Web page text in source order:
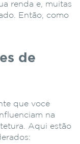
renda e, muitas
Então, como
de
que você
na
Aqui estão